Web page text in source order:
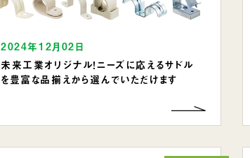
2024年12月02日
未来工業オリジナル！ニーズに応えるサドル
を豊富な品揃えから選んでいただけます